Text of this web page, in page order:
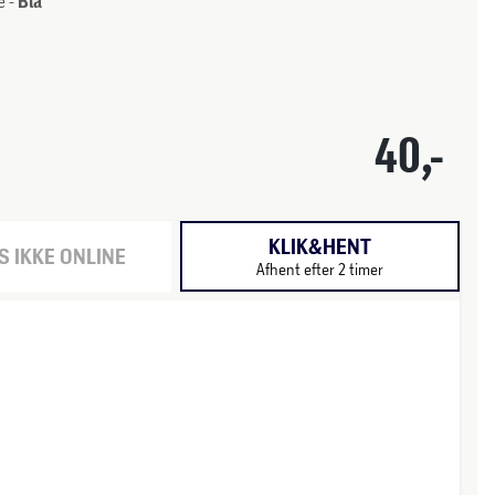
40,-
IKKE ONLINE KLIK&HENT
Afhent efter 2 timer